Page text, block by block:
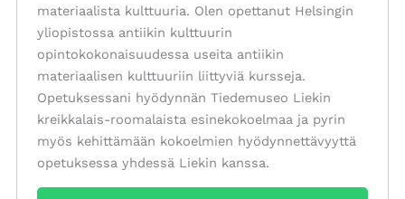
materiaalista kulttuuria. Olen opettanut Helsingin
yliopistossa antiikin kulttuurin
opintokokonaisuudessa useita antiikin
materiaalisen kulttuuriin liittyviä kursseja.
Opetuksessani hyödynnän Tiedemuseo Liekin
kreikkalais-roomalaista esinekokoelmaa ja pyrin
myös kehittämään kokoelmien hyödynnettävyyttä
opetuksessa yhdessä Liekin kanssa.